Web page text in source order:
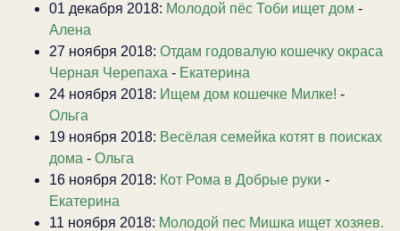
01 декабря 2018: Молодой пёс Тоби ищет дом -
Алена
27 ноября 2018: Отдам годовалую кошечку окраса
Черная Черепаха - Екатерина
24 ноября 2018: Ищем дом кошечке Милке! -
Ольга
19 ноября 2018: Весёлая семейка котят в поисках
дома - Ольга
16 ноября 2018: Кот Рома в Добрые руки -
Екатерина
11 ноября 2018: Молодой пес Мишка ищет хозяев.